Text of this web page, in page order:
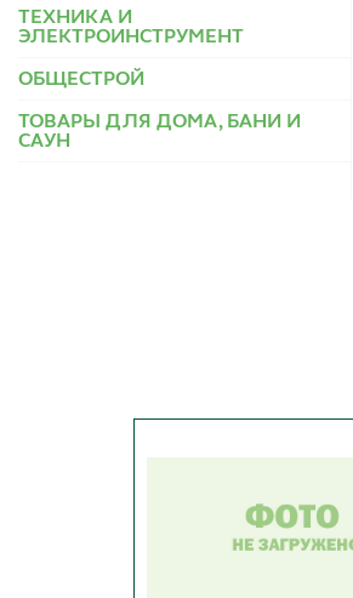
ТЕХНИКА И
ЭЛЕКТРОИНСТРУМЕНТ
ОБЩЕСТРОЙ
ТОВАРЫ ДЛЯ ДОМА, БАНИ И
САУН